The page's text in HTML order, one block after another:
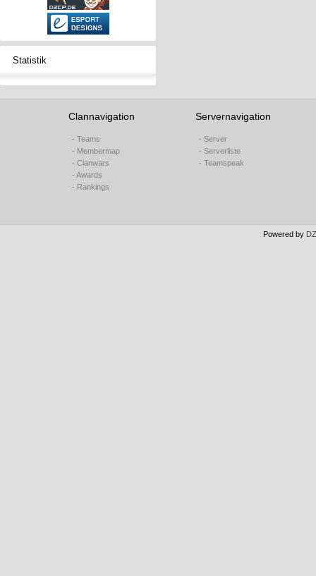
Statistik
Clannavigation
- Teams
- Membermap
- Clanwars
- Awards
- Rankings
Servernavigation
- Server
- Serverliste
- Teamspeak
Powered by